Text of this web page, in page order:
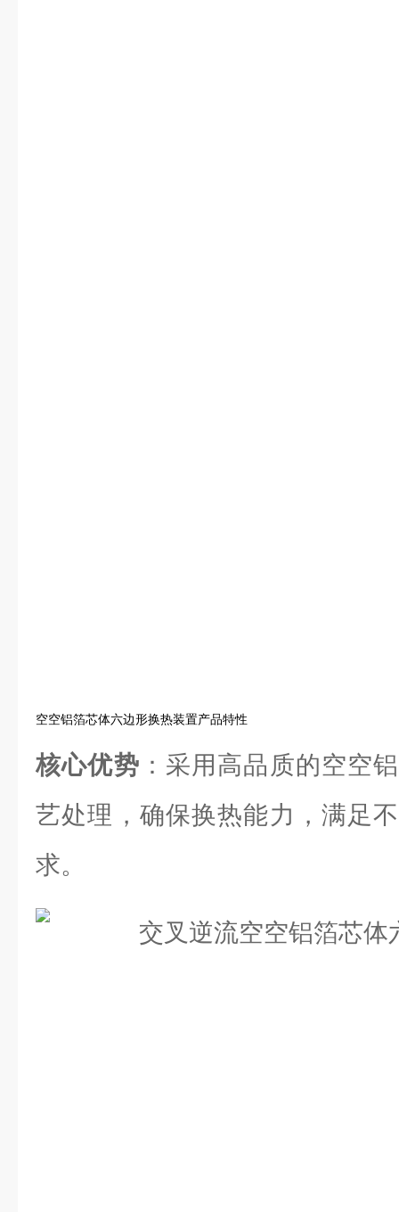
空空铝箔芯体六边形换热装置产品特性
核心优势 ：采用高品质的空空
艺处理，确保换热能力，满足
求。